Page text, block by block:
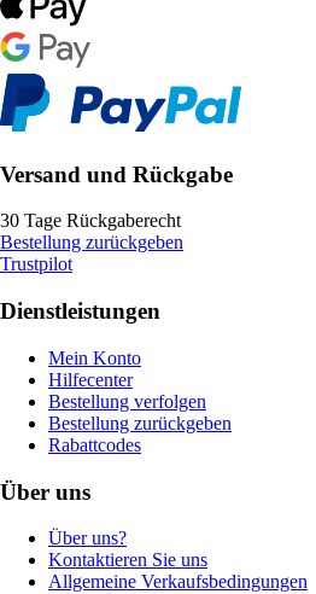
Versand und Rückgabe
30 Tage Rückgaberecht
Bestellung zurückgeben
Trustpilot
Dienstleistungen
Mein Konto
Hilfecenter
Bestellung verfolgen
Bestellung zurückgeben
Rabattcodes
Über uns
Über uns?
Kontaktieren Sie uns
Allgemeine Verkaufsbedingungen